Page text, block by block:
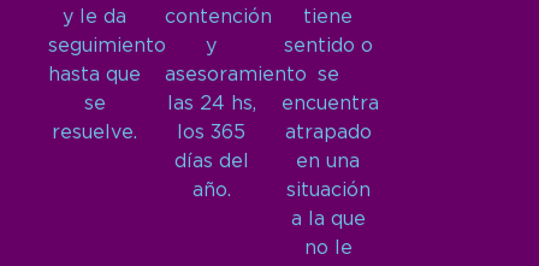
y le da
seguimiento
hasta que
se
resuelve.
contención
y
asesoramiento
las 24 hs,
los 365
días del
año.
tiene
sentido o
se
encuentra
atrapado
en una
situación
a la que
no le